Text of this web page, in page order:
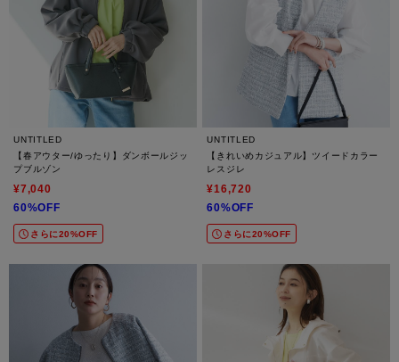
UNTITLED
【春アウター/ゆったり】ダンボールジッ
プブルゾン
¥7,040
60%OFF
さらに20%OFF
UNTITLED
【きれいめカジュアル】ツイードカラー
レスジレ
¥16,720
60%OFF
さらに20%OFF